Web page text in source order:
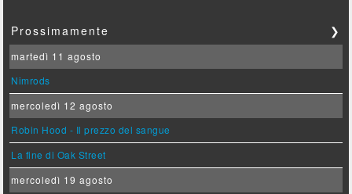
Prossimamente ❯
martedì 11 agosto
Nimrods
mercoledì 12 agosto
Robin Hood - Il prezzo del sangue
La fine di Oak Street
mercoledì 19 agosto